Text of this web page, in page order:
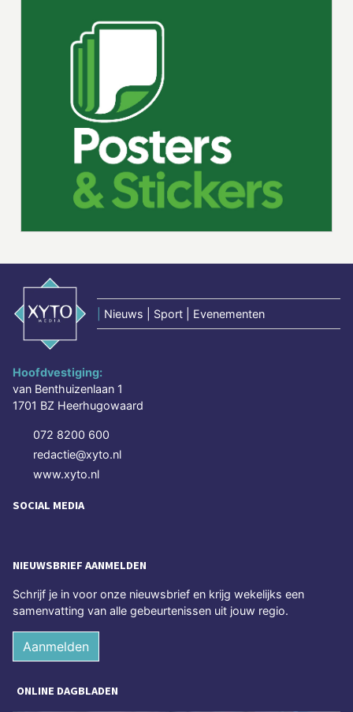
Nieuws | Sport | Evenementen
Hoofdvestiging:
van Benthuizenlaan 1
1701 BZ Heerhugowaard
072 8200 600
redactie@xyto.nl
www.xyto.nl
SOCIAL MEDIA
NIEUWSBRIEF AANMELDEN
Schrijf je in voor onze nieuwsbrief en krijg wekelijks een
samenvatting van alle gebeurtenissen uit jouw regio.
Aanmelden
ONLINE DAGBLADEN